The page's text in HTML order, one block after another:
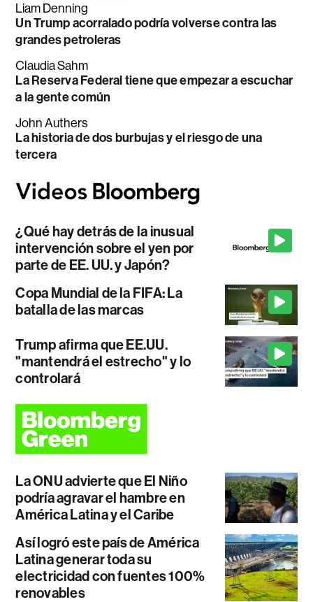
Liam Denning
Un Trump acorralado podría volverse contra las
grandes petroleras
Claudia Sahm
La Reserva Federal tiene que empezar a escuchar
a la gente común
John Authers
La historia de dos burbujas y el riesgo de una
tercera
¿Qué hay detrás de la inusual
intervención sobre el yen por
parte de EE. UU. y Japón?
Copa Mundial de la FIFA: La
batalla de las marcas
Trump afirma que EE.UU.
"mantendrá el estrecho" y lo
controlará
La ONU advierte que El Niño
podría agravar el hambre en
América Latina y el Caribe
Así logró este país de América
Latina generar toda su
electricidad con fuentes 100%
renovables